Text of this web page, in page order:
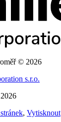
© 2026
s.r.o.
, Vytisknout